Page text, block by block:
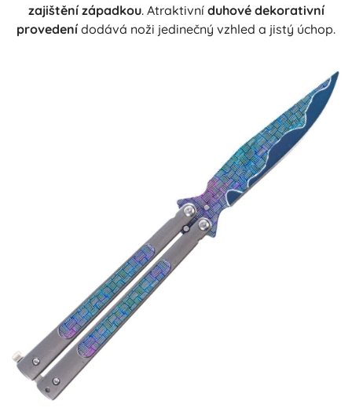
zajištění západkou. Atraktivní duhové dekorativní
provedení dodává noži jedinečný vzhled a jistý úchop.